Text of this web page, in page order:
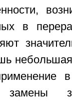
в
небольшая
замены